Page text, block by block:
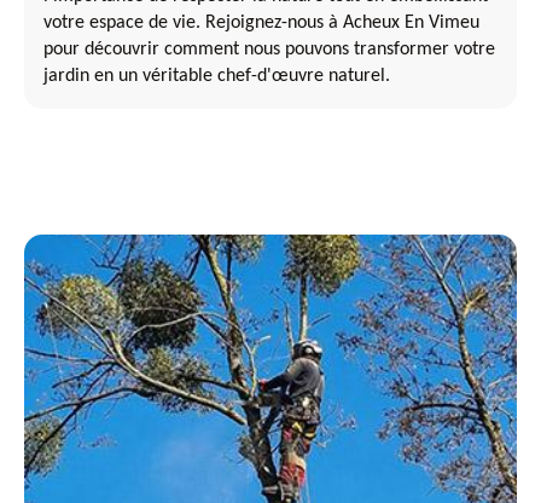
votre espace de vie. Rejoignez-nous à Acheux En Vimeu
pour découvrir comment nous pouvons transformer votre
jardin en un véritable chef-d'œuvre naturel.